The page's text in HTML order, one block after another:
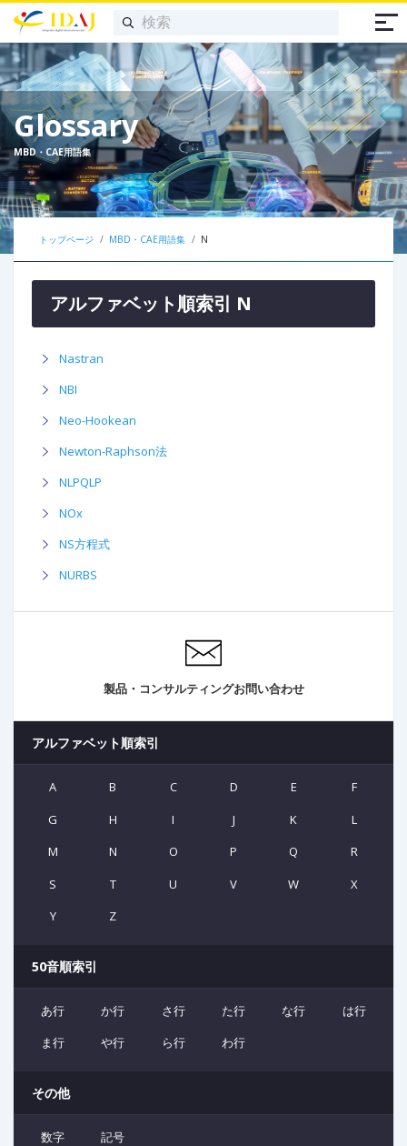
Glossary
MBD・CAE用語集
トップページ MBD・CAE用語集 N
アルファベット順索引 N
Nastran
NBI
Neo-Hookean
Newton-Raphson法
NLPQLP
NOx
NS方程式
NURBS
製品・コンサルティングお問い合わせ
アルファベット順索引
A B C D E
F
G
H I J K
L
M
N O P Q
R
S
T U V W
X
Y
Z
50音順索引
あ行 か行 さ行 た行 な行
は行
ま行
や行 ら行 わ行
その他
数字 記号